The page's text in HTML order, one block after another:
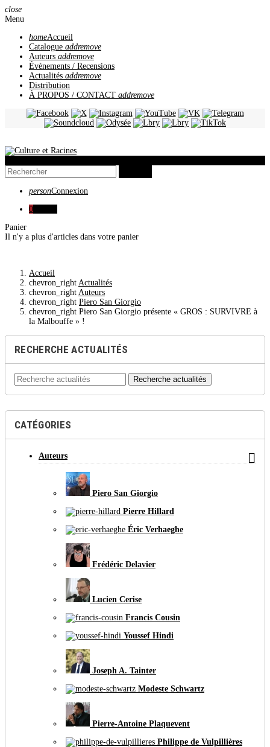
close
Menu
homeAccueil
Catalogue addremove
Auteurs addremove
Évènements / Recensions
Actualités addremove
Distribution
À PROPOS / CONTACT addremove
personConnexion
0
Panier
Il n'y a plus d'articles dans votre panier
Accueil
chevron_right Actualités
chevron_right Auteurs
chevron_right Piero San Giorgio
chevron_right Piero San Giorgio présente « GROS : SURVIVRE à
la Malbouffe » !
RECHERCHE ACTUALITÉS
Recherche actualités
CATÉGORIES
Auteurs 
Piero San Giorgio
Pierre Hillard
Éric Verhaeghe
Frédéric Delavier
Lucien Cerise
Francis Cousin
Youssef Hindi
Joseph A. Tainter
Modeste Schwartz
Pierre-Antoine Plaquevent
Philippe de Vulpillières